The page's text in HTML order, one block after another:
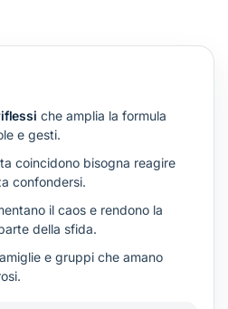
che amplia la formula
e gesti.
coincidono bisogna reagire
confondersi.
il caos e rendono la
della sfida.
e gruppi che amano